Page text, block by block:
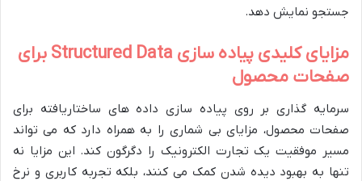
جستجو نمایش دهد.
مزایای کلیدی پیاده سازی Structured Data برای
صفحات محصول
سرمایه گذاری بر روی پیاده سازی داده های ساختاریافته برای
صفحات محصول، مزایای بی شماری را به همراه دارد که می تواند
مسیر موفقیت یک تجارت الکترونیک را دگرگون کند. این مزایا نه
تنها به بهبود دیده شدن کمک می کنند، بلکه تجربه کاربری و نرخ